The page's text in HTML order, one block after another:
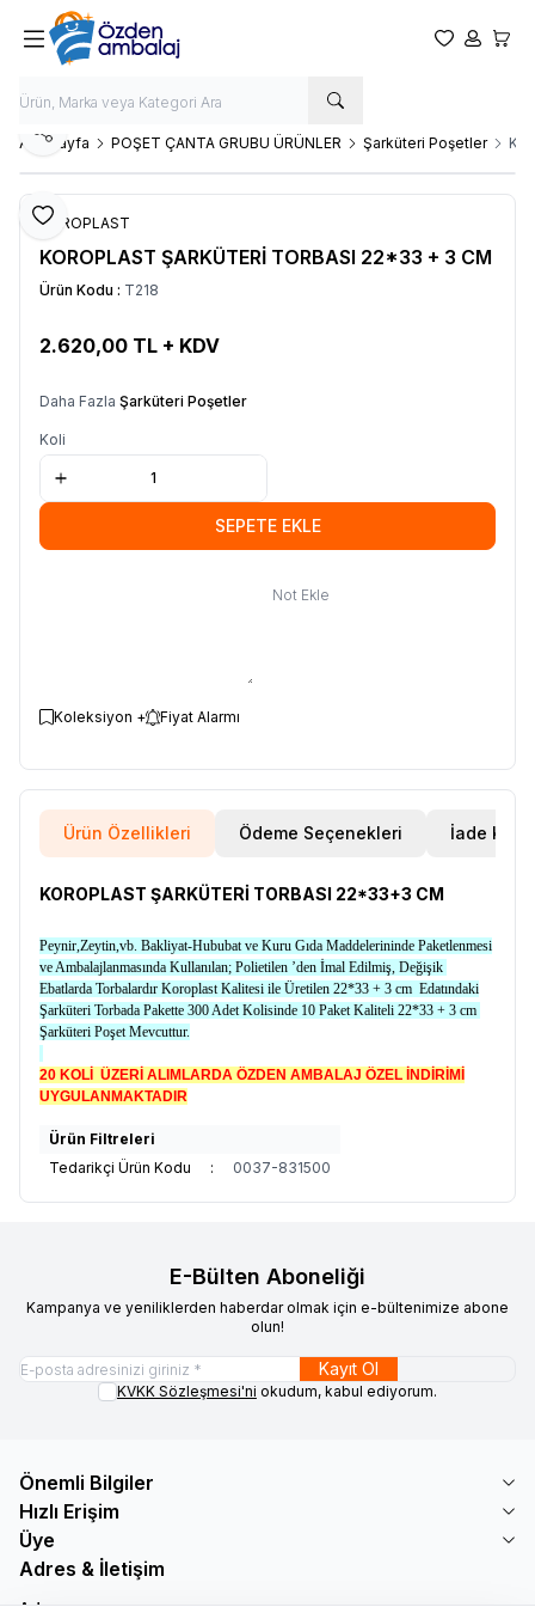
Favorilerim
Hesabım
Ana Sayfa POŞET ÇANTA GRUBU ÜRÜNLER Şarküteri Poşetler
Favoriye Ekle
Paylaş
KOROPLAST
KOROPLAST ŞARKÜTERİ TORBASI 22*33 + 3 CM
Ürün Kodu : T218
2.620,00 TL + KDV
Daha Fazla Şarküteri Poşetler
Koli
SEPETE EKLE
Not Ekle
Koleksiyon + Fiyat Alarmı
Ürün Özellikleri Ödeme Seçenekleri İade
KOROPLAST ŞARKÜTERİ TORBASI 22*33+3 CM
Peynir,Zeytin,vb. Bakliyat-Hububat ve Kuru Gıda Maddelerininde Paketlenmesi
ve Ambalajlanmasında Kullanılan; Polietilen ’den İmal Edilmiş, Değişik
Ebatlarda Torbalardır Koroplast Kalitesi ile Üretilen 22*33 + 3 cm Edatındaki
Şarküteri Torbada Pakette 300 Adet Kolisinde 10 Paket Kaliteli 22*33 + 3 cm
Şarküteri Poşet Mevcuttur.
20 KOLİ ÜZERİ ALIMLARDA ÖZDEN AMBALAJ ÖZEL İNDİRİMİ
UYGULANMAKTADIR
Ürün Filtreleri
Tedarikçi Ürün Kodu
: 0037-831500
E-Bülten Aboneliği
Kampanya ve yeniliklerden haberdar olmak için e-bültenimize abone
olun!
Kayıt Ol
KVKK Sözleşmesi'ni okudum, kabul ediyorum.
Önemli Bilgiler
Hızlı Erişim
Üye
Adres & İletişim